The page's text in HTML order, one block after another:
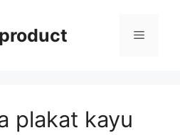
Menu
plakat kayu